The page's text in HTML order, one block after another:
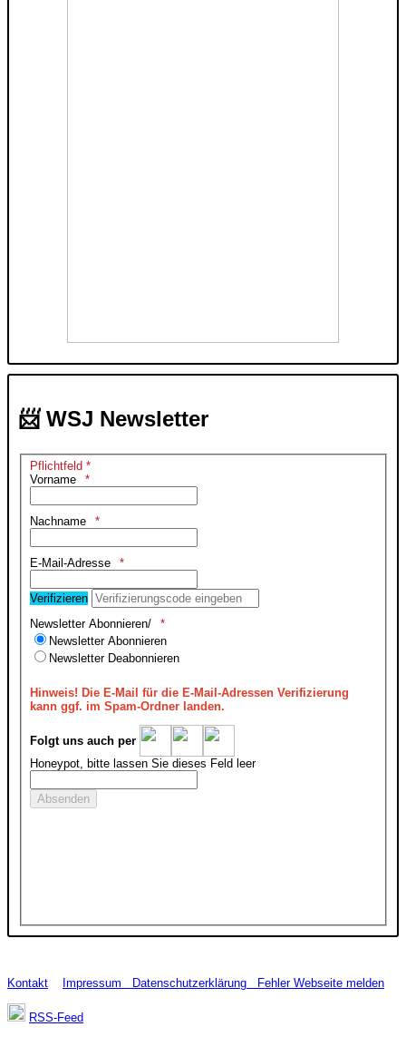
📨 WSJ Newsletter
Pflichtfeld *
Vorname
Nachname
E-Mail-Adresse
Verifizieren
Newsletter Abonnieren/
Newsletter Abonnieren
Newsletter Deabonnieren
Hinweis! Die E-Mail für die E-Mail-Adressen Verifizierung
kann ggf. im Spam-Ordner landen.
Folgt uns auch per
Honeypot, bitte lassen Sie dieses Feld leer
Kontakt Impressum Datenschutzerklärung Fehler Webseite melden
RSS-Feed